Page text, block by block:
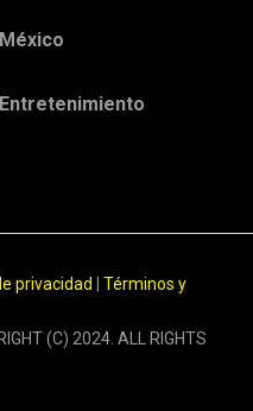
México
Entretenimiento
privacidad
Términos y
(C) 2024. ALL RIGHTS